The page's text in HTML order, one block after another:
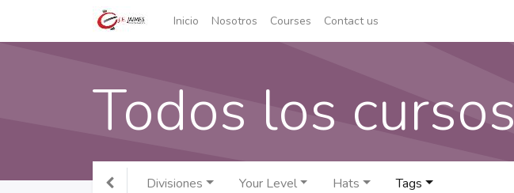
Inicio Nosotros Courses Contact us
Todos los cursos
Divisiones Your Level Hats Tags